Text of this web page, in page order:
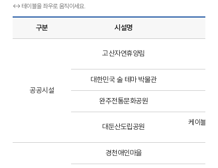
↔ 테이블을 좌우로 움직이세요.
구분 시설명
공공시설
고산자연휴양림
대한민국 술 테마 박물관
완주전통문화공원
대둔산도립공원 케이블카(
경천애인마을